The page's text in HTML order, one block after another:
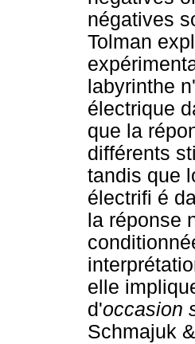
négatives
Tolman
labyrinthe
électrique
que la
différents
tandis que
électrifi é
la réponse
elle
d'occasion
Schmajuk